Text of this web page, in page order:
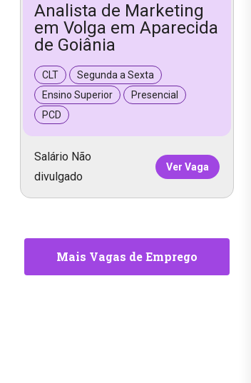
Analista de Marketing
em Volga em Aparecida
de Goiânia
CLT
Segunda a Sexta
Ensino Superior
Presencial
PCD
Salário Não
divulgado
Ver Vaga
Mais Vagas de Emprego